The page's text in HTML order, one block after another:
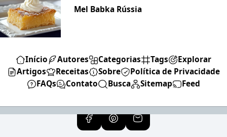
Mel Babka Rússia
Início Autores Categorias Tags
Explorar
Artigos
Receitas Sobre
Política de Privacidade
FAQs
Contato Busca Sitemap Feed